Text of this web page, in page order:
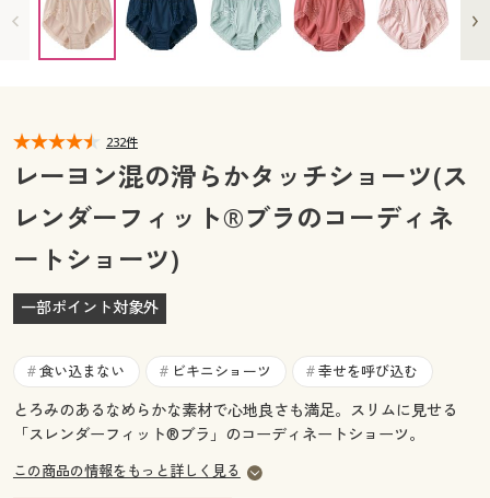
カタログ無料プレゼント
マイページ
閲覧履歴
お気に入り
サポート
ご利用ガイド
よくある質問とお問い合わせ
会員メニュー
閲覧履歴
お気に入り
サポート
ご利用ガイド
よくある質問とお問い合わせ
232件
レーヨン混の滑らかタッチショーツ(ス
レンダーフィット®ブラのコーディネ
ートショーツ)
一部ポイント対象外
# 食い込まない # ビキニショーツ # 幸せを呼び込む
とろみのあるなめらかな素材で心地良さも満足。スリムに見せる
「スレンダーフィット®ブラ」のコーディネートショーツ。
この商品の情報をもっと詳しく見る